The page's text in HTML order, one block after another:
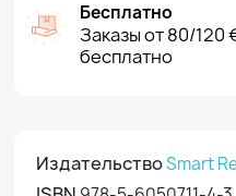
Бесплатно
Заказы от 80/120
бесплатно
ИздательствоSmart